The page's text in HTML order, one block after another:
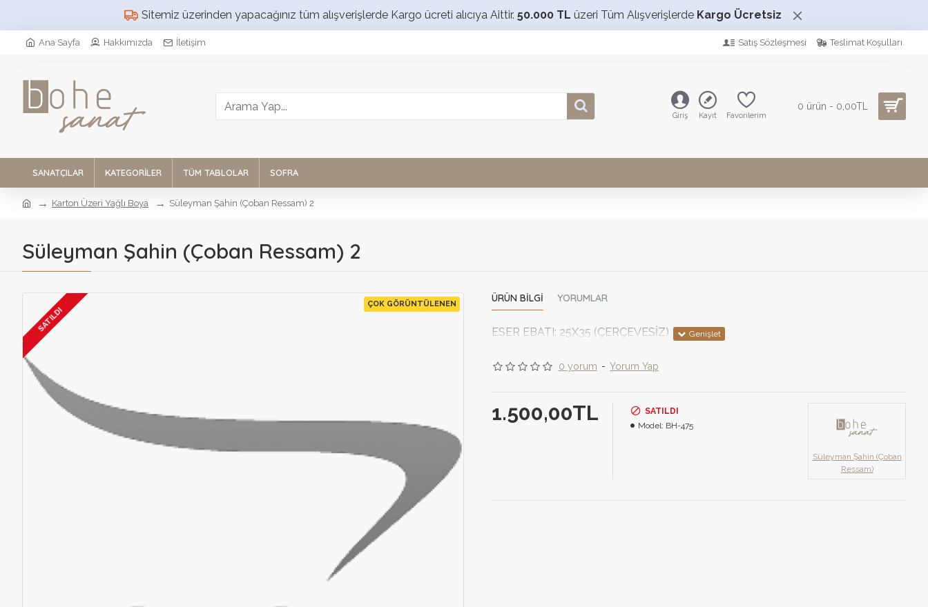
Sitemiz üzerinden yapacağınız tüm alışverişlerde Kargo ücreti alıcıya Aittir. 50.000 TL üzeri Tüm Alışverişlerde Kargo Ücretsiz
Ana Sayfa Hakkımızda İletişim Satış Sözleşmesi Teslimat Koşulları
Giriş Kayıt Favorilerim
0 ürün - 0,00TL
SANATÇILAR KATEGORILER TÜM TABLOLAR SOFRA
Karton Üzeri Yağlı Boya Süleyman Şahin (Çoban Ressam) 2
Süleyman Şahin (Çoban Ressam) 2
ÇOK GÖRÜNTÜLENEN
SATILDI
ÜRÜN BILGI YORUMLAR
ESER EBATI: 25X35 (ÇERÇEVESİZ)
0 yorum - Yorum Yap
1.500,00TL
SATILDI
Model: BH-475
Süleyman Şahin (Çoban
Ressam)